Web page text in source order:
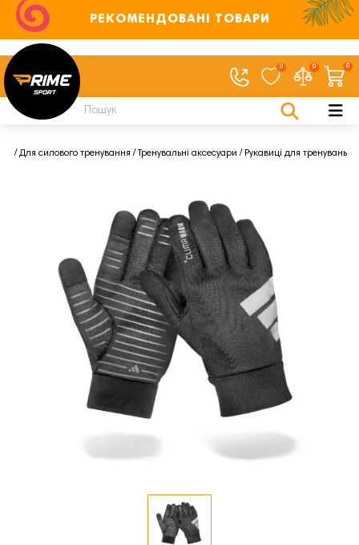
РЕКОМЕНДОВАНІ ТОВАРИ
0 0 0
Для силового тренування Тренувальні аксесуари Рукавиці для тренувань